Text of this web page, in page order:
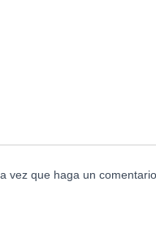
vez que haga un